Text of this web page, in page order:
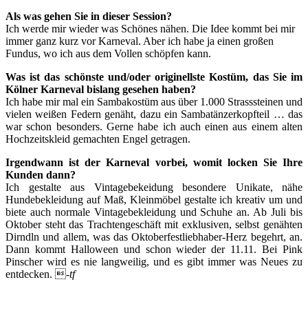
Als was gehen Sie in dieser Session?
Ich werde mir wieder was Schönes nähen. Die Idee kommt bei mir
immer ganz kurz vor Karneval. Aber ich habe ja einen großen
Fundus, wo ich aus dem Vollen schöpfen kann.
Was ist das schönste und/oder originellste Kostüm, das Sie im
Kölner Karneval bislang gesehen haben?
Ich habe mir mal ein Sambakostüm aus über 1.000 Strasssteinen und
vielen weißen Federn genäht, dazu ein Sambatänzerkopfteil … das
war schon besonders. Gerne habe ich auch einen aus einem alten
Hochzeitskleid gemachten Engel getragen.
Irgendwann ist der Karneval vorbei, womit locken Sie Ihre
Kunden dann?
Ich gestalte aus Vintagebekeidung besondere Unikate, nähe
Hundebekleidung auf Maß, Kleinmöbel gestalte ich kreativ um und
biete auch normale Vintagebekleidung und Schuhe an. Ab Juli bis
Oktober steht das Trachtengeschäft mit exklusiven, selbst genähten
Dirndln und allem, was das Oktoberfestliebhaber-Herz begehrt, an.
Dann kommt Halloween und schon wieder der 11.11. Bei Pink
Pinscher wird es nie langweilig, und es gibt immer was Neues zu
entdecken. -tf